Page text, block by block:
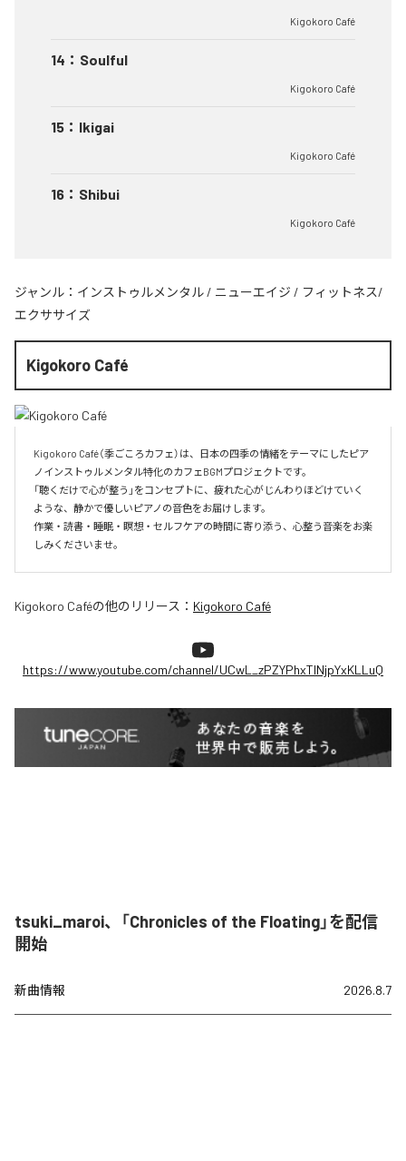
Kigokoro Café
14 ： Soulful
Kigokoro Café
15 ： Ikigai
Kigokoro Café
16 ： Shibui
Kigokoro Café
ジャンル： インストゥルメンタル / ニューエイジ / フィットネス/
エクササイズ
Kigokoro Café
Kigokoro Café（季ごころカフェ）は、日本の四季の情緒をテーマにしたピア
ノインストゥルメンタル特化のカフェBGMプロジェクトです。
「聴くだけで心が整う」をコンセプトに、疲れた心がじんわりほどけていく
ような、静かで優しいピアノの音色をお届けします。
作業・読書・睡眠・瞑想・セルフケアの時間に寄り添う、心整う音楽をお楽
しみくださいませ。
Kigokoro Caféの他のリリース： Kigokoro Café
https://www.youtube.com/channel/UCwL_zPZYPhxTlNjpYxKLLuQ
tsuki_maroi、「Chronicles of the Floating」を配信
開始
新曲情報 2026.8.7